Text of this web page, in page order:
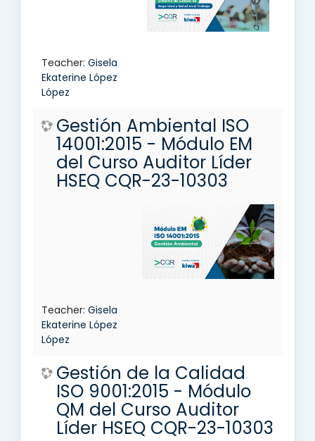
Teacher: Gisela
Ekaterine López
López
Gestión Ambiental ISO
14001:2015 - Módulo EM
del Curso Auditor Líder
HSEQ CQR-23-10303
Teacher: Gisela
Ekaterine López
López
Gestión de la Calidad
ISO 9001:2015 - Módulo
QM del Curso Auditor
Líder HSEQ CQR-23-10303